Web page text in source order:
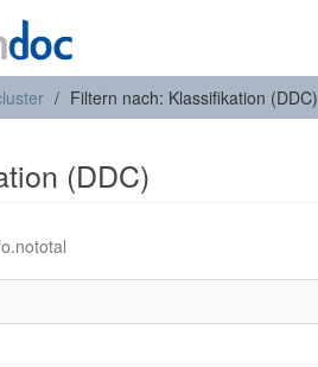
Filtern nach: Klassifikation (DDC)
(DDC)